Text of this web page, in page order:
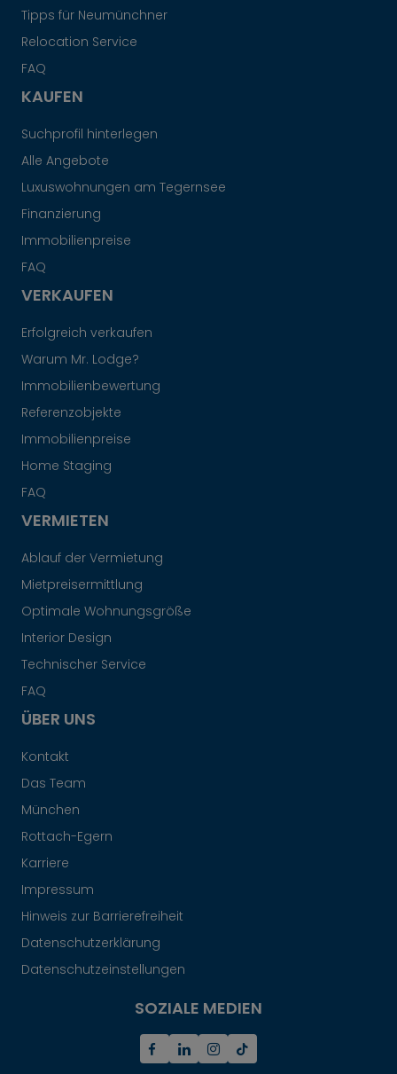
Tipps für Neumünchner
Relocation Service
FAQ
KAUFEN
Suchprofil hinterlegen
Alle Angebote
Luxuswohnungen am Tegernsee
Finanzierung
Immobilienpreise
FAQ
VERKAUFEN
Erfolgreich verkaufen
Warum Mr. Lodge?
Immobilienbewertung
Referenzobjekte
Immobilienpreise
Home Staging
FAQ
VERMIETEN
Ablauf der Vermietung
Mietpreisermittlung
Optimale Wohnungsgröße
Interior Design
Technischer Service
FAQ
ÜBER UNS
Kontakt
Das Team
München
Rottach-Egern
Karriere
Impressum
Hinweis zur Barrierefreiheit
Datenschutzerklärung
Datenschutzeinstellungen
SOZIALE MEDIEN